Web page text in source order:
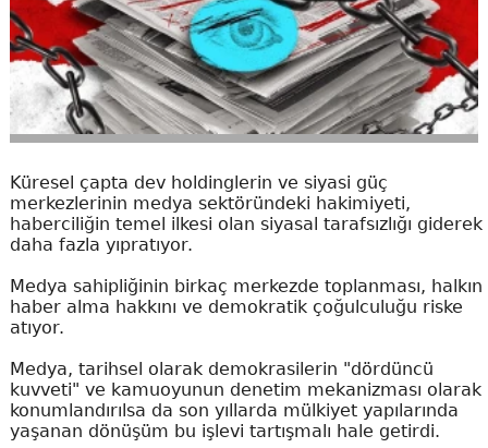
Küresel çapta dev holdinglerin ve siyasi güç
merkezlerinin medya sektöründeki hakimiyeti,
haberciliğin temel ilkesi olan siyasal tarafsızlığı giderek
daha fazla yıpratıyor.
Medya sahipliğinin birkaç merkezde toplanması, halkın
haber alma hakkını ve demokratik çoğulculuğu riske
atıyor.
Medya, tarihsel olarak demokrasilerin "dördüncü
kuvveti" ve kamuoyunun denetim mekanizması olarak
konumlandırılsa da son yıllarda mülkiyet yapılarında
yaşanan dönüşüm bu işlevi tartışmalı hale getirdi.